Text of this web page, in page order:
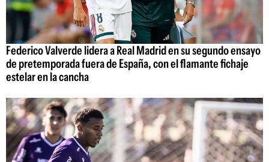
Federico Valverde lidera a Real Madrid en su segundo ensayo
de pretemporada fuera de España, con el flamante fichaje
estelar en la cancha